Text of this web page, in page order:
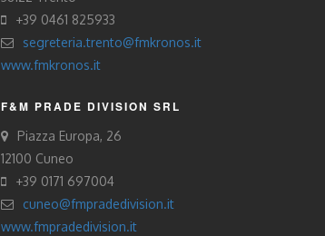
+39 0461 825933
segreteria.trento@fmkronos.it
www.fmkronos.it
F&M PRADE DIVISION SRL
Piazza Europa, 26
12100 Cuneo
+39 0171 697004
cuneo@fmpradedivision.it
www.fmpradedivision.it